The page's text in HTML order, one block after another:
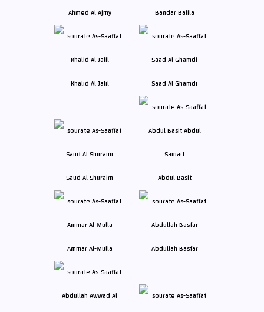
Ahmed Al Ajmy Bandar Balila
Khalid Al Jalil Saad Al Ghamdi
Saud Al Shuraim Abdul Basit
Ammar Al-Mulla Abdullah Basfar